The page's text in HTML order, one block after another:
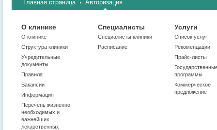
Главная страница Авторизация
О клинике
О клинике
Структура клиники
Учредительные
документы
Правила
Вакансии
Информация
Перечень жизненно
необходимых и
важнейших
лекарственных
Специалисты
Cпециалисты клиники
Расписание
Услуги
Список услуг
Рекомендации
Прайс-листы
программы
Коммерческое
предложение